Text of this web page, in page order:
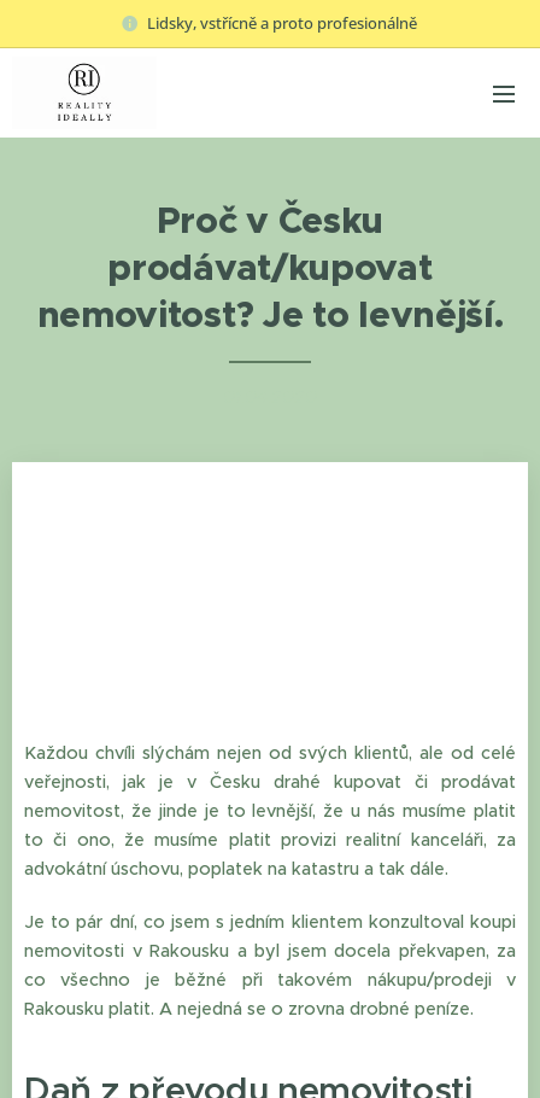
Lidsky, vstřícně a proto profesionálně
Proč v Česku
prodávat/kupovat
nemovitost? Je to levnější.
Každou chvíli slýchám nejen od svých klientů, ale od celé
veřejnosti, jak je v Česku drahé kupovat či prodávat
nemovitost, že jinde je to levnější, že u nás musíme platit
to či ono, že musíme platit provizi realitní kanceláři, za
advokátní úschovu, poplatek na katastru a tak dále.
Je to pár dní, co jsem s jedním klientem konzultoval koupi
nemovitosti v Rakousku a byl jsem docela překvapen, za
co všechno je běžné při takovém nákupu/prodeji v
Rakousku platit. A nejedná se o zrovna drobné peníze.
Daň z převodu nemovitosti